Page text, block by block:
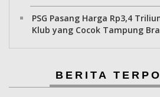
PSG Pasang Harga Rp3,4
Klub yang Cocok Tampung
BERITA